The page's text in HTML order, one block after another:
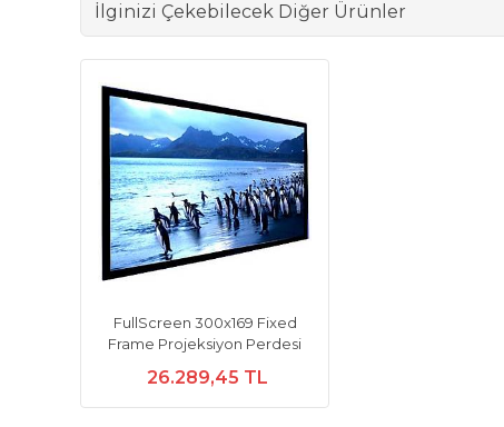
İlginizi Çekebilecek Diğer Ürünler
FullScreen 300x169 Fixed
Frame Projeksiyon Perdesi
26.289,45 TL